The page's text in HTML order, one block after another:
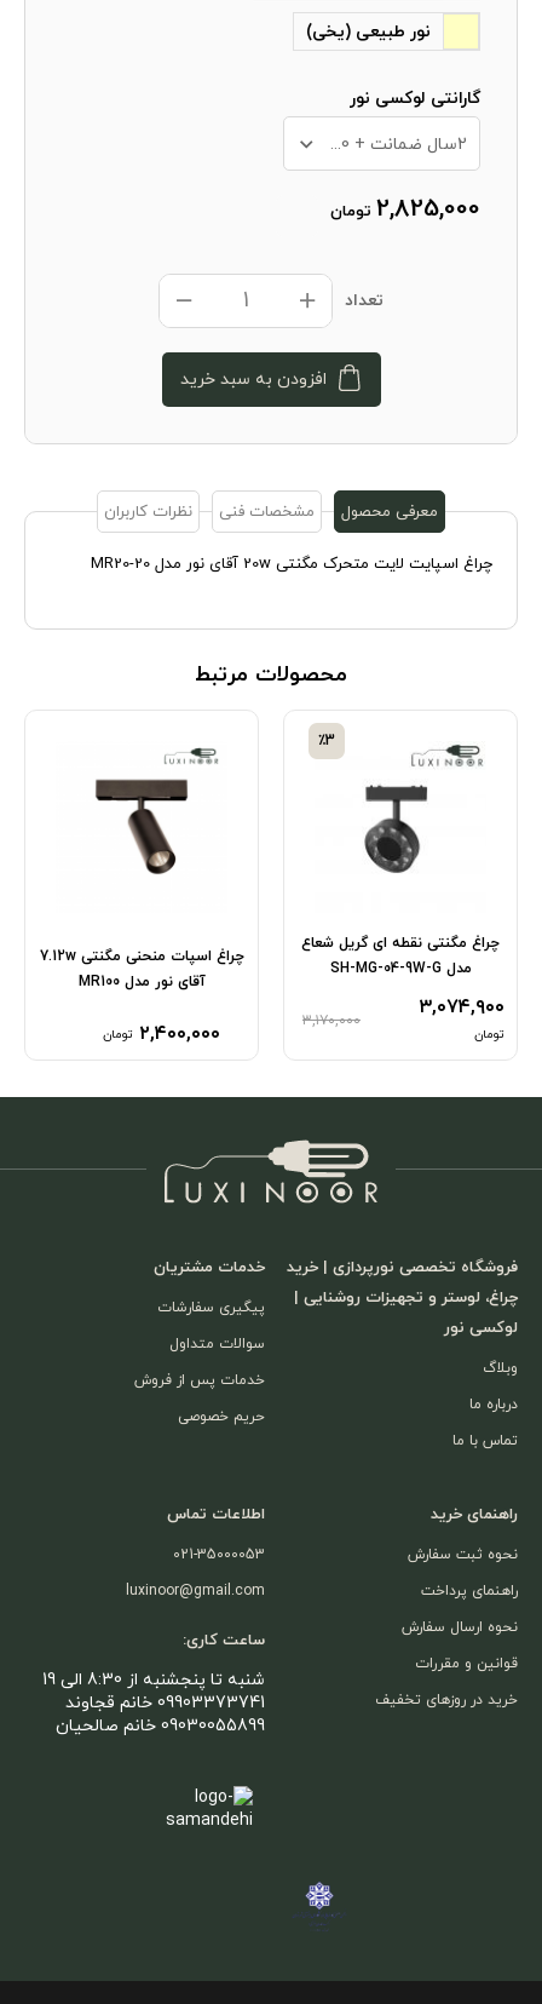
نور طبیعی (یخی)
گارانتی لوکسی نور
2سال ضمانت + 10 سال خدمات پس از فروش
2,825,000 تومان
تعداد
افزودن به سبد خرید
معرفی محصول مشخصات فنی نظرات کاربران
چراغ اسپایت لایت متحرک مگنتی 20w آقای نور مدل MR20-20
محصولات مرتبط
چراغ مگنتی نقطه ای گریل شعاع
مدل SH-MG-04-9W-G
۳,۰۷۴,۹۰۰
تومان
۳,۱۷۰,۰۰۰
٪3
چراغ اسپات منحنی مگنتی 7.12w
آقای نور مدل MR100
۲,۴۰۰,۰۰۰ تومان
فروشگاه تخصصی نورپردازی | خرید
چراغ، لوستر و تجهیزات روشنایی |
لوکسی نور
وبلاگ
درباره ما
تماس با ما
خدمات مشتریان
پیگیری سفارشات
سوالات متداول
خدمات پس از فروش
حریم خصوصی
راهنمای خرید
نحوه ثبت سفارش
راهنمای پرداخت
نحوه ارسال سفارش
قوانین و مقررات
خرید در روزهای تخفیف
اطلاعات تماس
021-35000053
luxinoor@gmail.com
ساعت کاری:
شنبه تا پنجشنبه از 8:30 الی 19
09903373741 خانم قجاوند
09030055899 خانم صالحیان